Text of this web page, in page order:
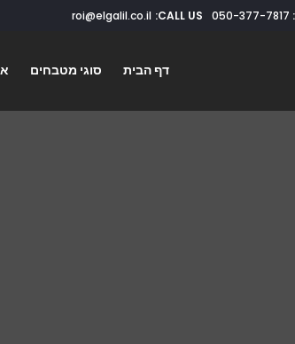
CALL US: 050-377-7817
דף הבית סוגי מטבחים